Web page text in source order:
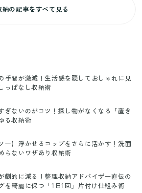
納の記事をすべて見る
手間が激減！生活感を隠しておしゃれに見
っぱなし収納術
ぎないのがコツ！探し物がなくなる「置き
る収納術
ー】浮かせるコップをさらに活かす！洗面
らないワザあり収納術
劇的に減る！整理収納アドバイザー直伝の
を綺麗に保つ「1日1回」片付け仕組み術